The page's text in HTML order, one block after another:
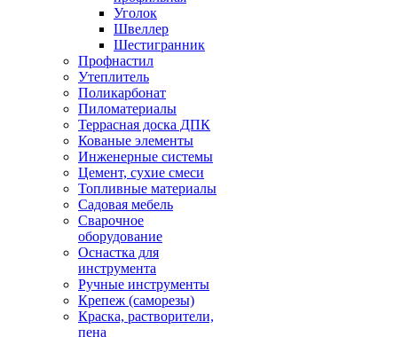
Уголок
Швеллер
Шестигранник
Профнастил
Утеплитель
Поликарбонат
Пиломатериалы
Террасная доска ДПК
Кованые элементы
Инженерные системы
Цемент, сухие смеси
Топливные материалы
Садовая мебель
Сварочное
оборудование
Оснастка для
инструмента
Ручные инструменты
Крепеж (саморезы)
Краска, растворители,
пена